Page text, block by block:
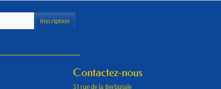
Contactez-nous
51 rue de la Berbiziale